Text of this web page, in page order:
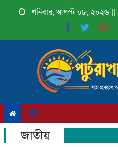
শনিবার, আগস্ট ০৮, ২০২৬ ||
জাতীয়